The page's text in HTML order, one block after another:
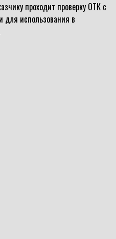
проходит проверку ОТК с
для использования в